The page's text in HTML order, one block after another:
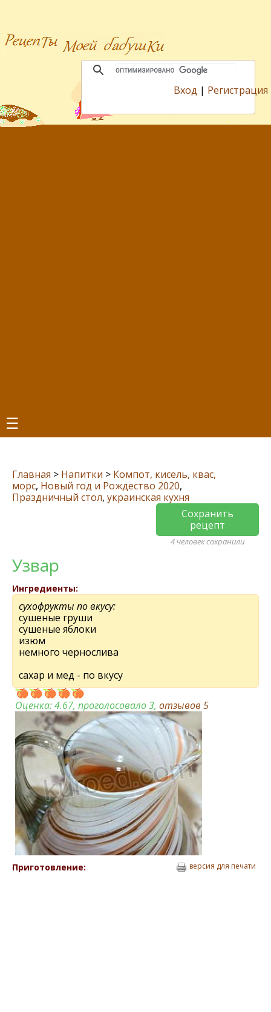
Вход | Регистрация
☰
Главная > Напитки > Компот, кисель, квас,
морс, Новый год и Рождество 2020,
Праздничный стол, украинская кухня
Сохранить
рецепт
4 человек сохранили
Узвар
Ингредиенты:
сухофрукты по вкусу:
сушеные груши
сушеные яблоки
изюм
немного чернослива
сахар и мед - по вкусу
Оценка:4.67, проголосовало 3, отзывов 5
Приготовление: версия для печати